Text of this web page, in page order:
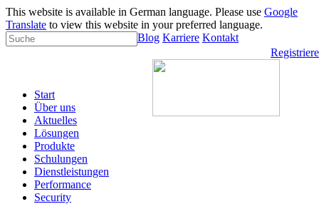
This website is available in German language. Please use Google
Translate to view this website in your preferred language.
Blog Karriere Kontakt
Start
Über uns
Aktuelles
Lösungen
Produkte
Schulungen
Dienstleistungen
Performance
Security